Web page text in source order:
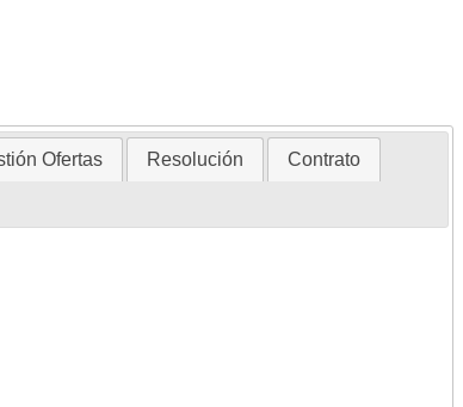
Ofertas Resolución Contrato